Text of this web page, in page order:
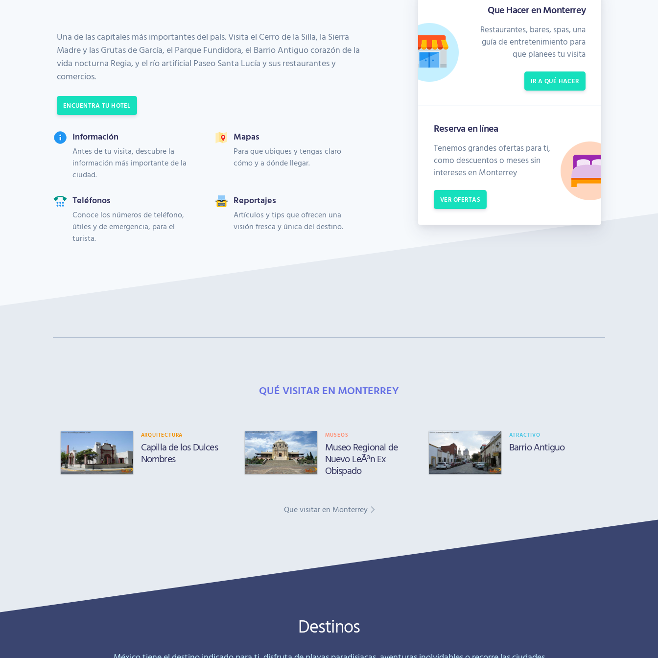
Una de las capitales más importantes del país. Visita el Cerro de la Silla, la Sierra
Madre y las Grutas de García, el Parque Fundidora, el Barrio Antiguo corazón de la
vida nocturna Regia, y el río artificial Paseo Santa Lucía y sus restaurantes y
comercios.
ENCUENTRA TU HOTEL
Información
Antes de tu visita, descubre la
información más importante de la
ciudad.
Mapas
Para que ubiques y tengas claro
cómo y a dónde llegar.
Teléfonos
Conoce los números de teléfono,
útiles y de emergencia, para el
turista.
Reportajes
Artículos y tips que ofrecen una
visión fresca y única del destino.
Que Hacer en Monterrey
Restaurantes, bares, spas, una
guía de entretenimiento para
que planees tu visita
IR A QUÉ HACER
Reserva en línea
Tenemos grandes ofertas para ti,
como descuentos o meses sin
intereses en Monterrey
VER OFERTAS
QUÉ VISITAR EN MONTERREY
ARQUITECTURA
Capilla de los Dulces
Nombres
MUSEOS
Museo Regional de
Nuevo LeÃ³n Ex
Obispado
ATRACTIVO
Barrio Antiguo
Que visitar en Monterrey
Destinos